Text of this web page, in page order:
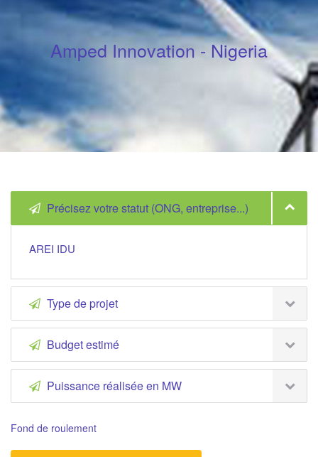
Amped Innovation - Nigeria
Précisez votre statut (ONG, entreprise...)
AREI IDU
Type de projet
Budget estimé
Puissance réalisée en MW
Fond de roulement